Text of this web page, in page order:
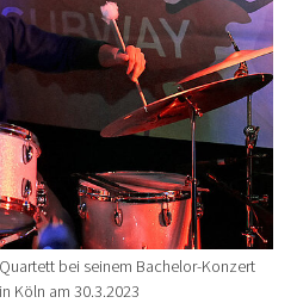
bei seinem Bachelor-Konzert
Köln am 30.3.2023